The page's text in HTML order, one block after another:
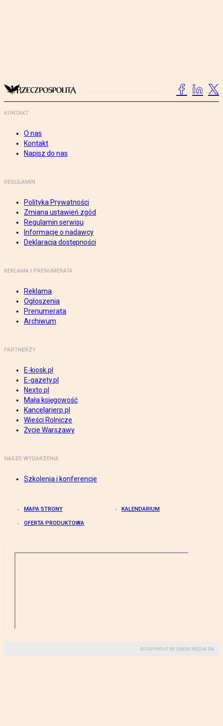
KONTAKT
O nas
Kontakt
Napisz do nas
REGULAMIN
Polityka Prywatności
Zmiana ustawień zgód
Regulamin serwisu
Informacje o nadawcy
Deklaracja dostępności
REKLAMA I PRENUMERATA
Reklama
Ogłoszenia
Prenumerata
Archiwum
PARTNERZY
E-kiosk.pl
E-gazety.pl
Nexto.pl
Mała księgowość
Kancelarierp.pl
Wieści Rolnicze
Życie Warszawy
NASZE WYDARZENIA
Szkolenia i konferencje
MAPA STRONY KALENDARIUM
OFERTA PRODUKTOWA
© COPYRIGHT BY GREMI MEDIA SA